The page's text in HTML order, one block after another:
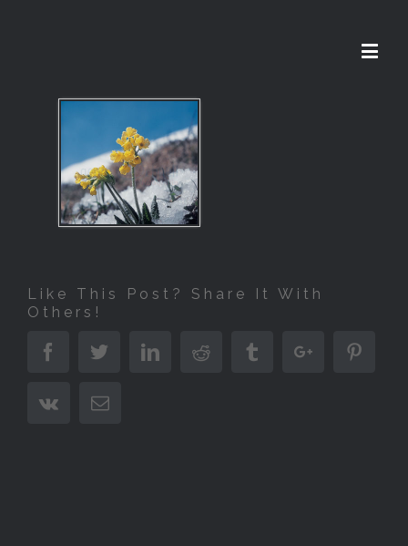
Like This Post? Share It With
Others!
FacebookTwitterLinkedinReddit TumblrGoogle+
Vk Email